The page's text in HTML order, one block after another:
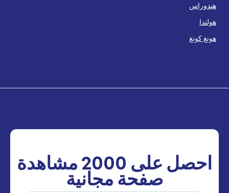
هندوراس
هولندا
هونغ كونغ
احصل على 2000 مشاهدة
صفحة مجانية